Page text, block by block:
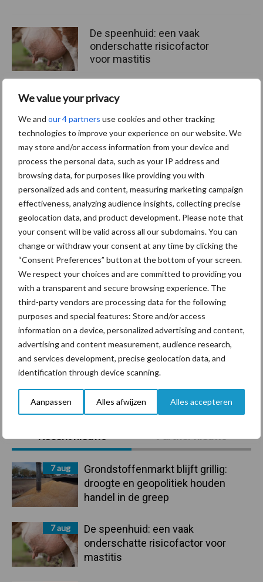
We value your privacy
We and our 4 partners use cookies and other tracking
technologies to improve your experience on our website. We
may store and/or access information from your device and
process the personal data, such as your IP address and
browsing data, for purposes like providing you with
personalized ads and content, measuring marketing campaign
effectiveness, analyzing audience insights, collecting precise
geolocation data, and product development. Please note that
your consent will be valid across all our subdomains. You can
change or withdraw your consent at any time by clicking the
“Consent Preferences” button at the bottom of your screen.
We respect your choices and are committed to providing you
with a transparent and secure browsing experience. The
third-party vendors are processing data for the following
purposes and special features: Store and/or access
information on a device, personalized advertising and content,
advertising and content measurement, audience research,
and services development, precise geolocation data, and
identification through device scanning.
Aanpassen Alles afwijzen Alles accepteren
Sidebar
Recent nieuws Partner nieuws
7 aug
Grondstoffenmarkt blijft grillig:
droogte en geopolitiek houden
handel in de greep
7 aug
De speenhuid: een vaak
onderschatte risicofactor voor
mastitis
De speenhuid: een vaak
onderschatte risicofactor
voor mastitis
marktaandeel groeien in
krimpende Nederlandse
markt
Themapagina's
Diergezondheid Bemesting Fokkerij
Bedrijfsnieuws
Ligbox &
Voerhekken
Toon meer